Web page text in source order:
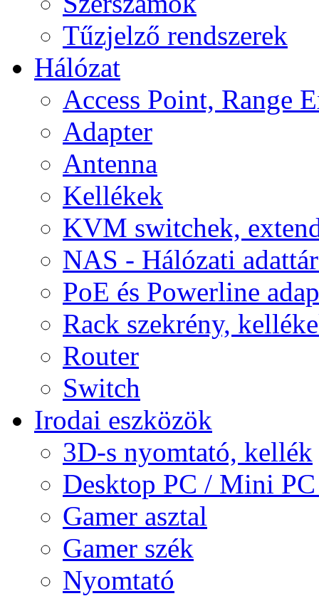
Tűzjelző rendszerek
Hálózat
Access Point, Range
Adapter
Antenna
Kellékek
KVM switchek,
NAS - Hálózati
PoE és Powerline
Rack szekrény,
Router
Switch
Irodai eszközök
3D-s nyomtató, kellék
Desktop PC / Mini
Gamer asztal
Gamer szék
Nyomtató